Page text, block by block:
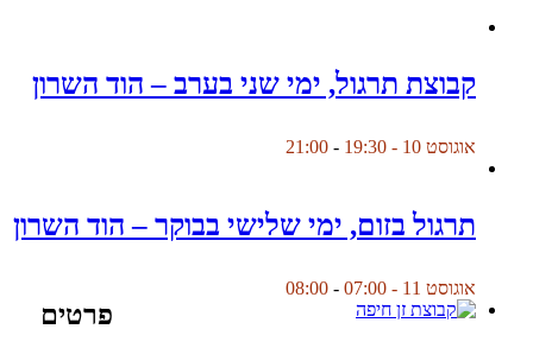
קבוצת תרגול, ימי שני בערב – הוד השרון
אוגוסט 10 - 19:30 -
21:00
תרגול בזום, ימי שלישי בבוקר – הוד השרון
אוגוסט 11 - 07:00 -
08:00
פרטים